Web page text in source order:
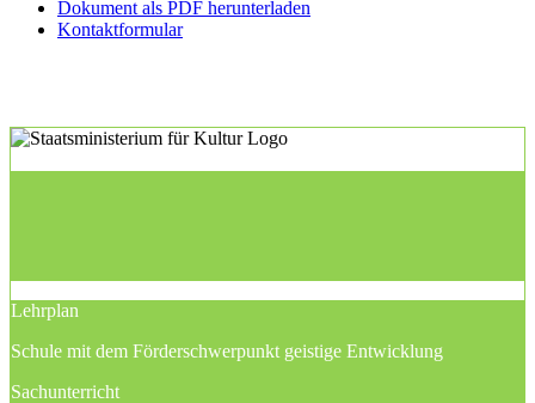
Dokument als PDF herunterladen
Kontaktformular
Lehrplan
Schule mit dem Förderschwerpunkt geistige Entwicklung
Sachunterricht